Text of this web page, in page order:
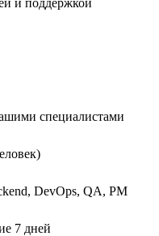
и поддержкой
специалистами
DevOps, QA, PM
7 дней